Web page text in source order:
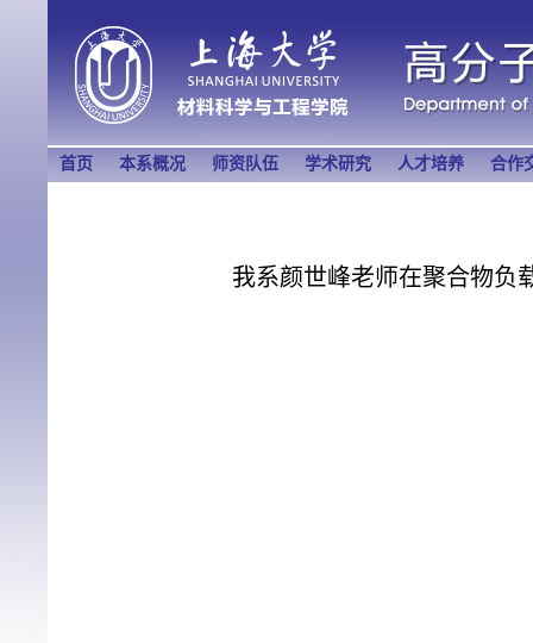
首页 本系概况 师资队伍 学术研究 人才培养 合作
我系颜世峰老师在聚合物负